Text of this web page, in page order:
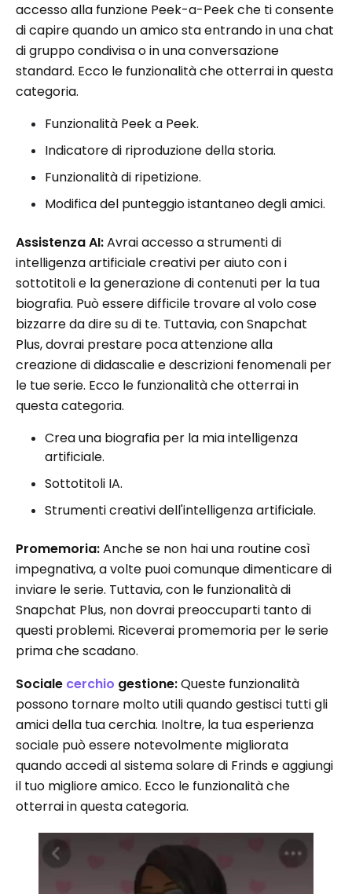
accesso alla funzione Peek-a-Peek che ti consente
di capire quando un amico sta entrando in una chat
di gruppo condivisa o in una conversazione
standard. Ecco le funzionalità che otterrai in questa
categoria.
Funzionalità Peek a Peek.
Indicatore di riproduzione della storia.
Funzionalità di ripetizione.
Modifica del punteggio istantaneo degli amici.
Assistenza AI:Avrai accesso a strumenti di
intelligenza artificiale creativi per aiuto con i
sottotitoli e la generazione di contenuti per la tua
biografia. Può essere difficile trovare al volo cose
bizzarre da dire su di te. Tuttavia, con Snapchat
Plus, dovrai prestare poca attenzione alla
creazione di didascalie e descrizioni fenomenali per
le tue serie. Ecco le funzionalità che otterrai in
questa categoria.
Crea una biografia per la mia intelligenza
artificiale.
Sottotitoli IA.
Strumenti creativi dell'intelligenza artificiale.
Promemoria:Anche se non hai una routine così
impegnativa, a volte puoi comunque dimenticare di
inviare le serie. Tuttavia, con le funzionalità di
Snapchat Plus, non dovrai preoccuparti tanto di
questi problemi. Riceverai promemoria per le serie
prima che scadano.
Sociale cerchio gestione:Queste funzionalità
possono tornare molto utili quando gestisci tutti gli
amici della tua cerchia. Inoltre, la tua esperienza
sociale può essere notevolmente migliorata
quando accedi al sistema solare di Frinds e aggiungi
il tuo migliore amico. Ecco le funzionalità che
otterrai in questa categoria.